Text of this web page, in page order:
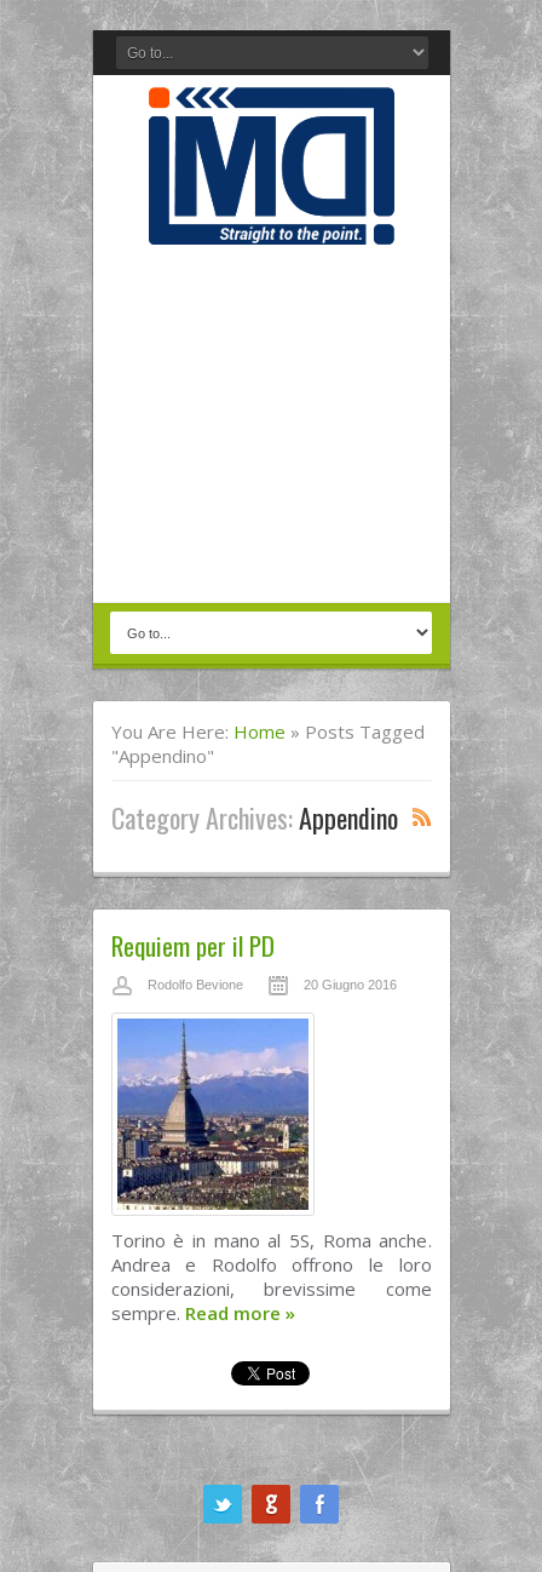
You Are Here: Home » Posts Tagged
"Appendino"
Category Archives:Appendino
Requiem per il PD
Rodolfo Bevione 20 Giugno 2016
Torino è in mano al 5S, Roma anche.
Andrea e Rodolfo offrono le loro
considerazioni, brevissime come
sempre. Read more »